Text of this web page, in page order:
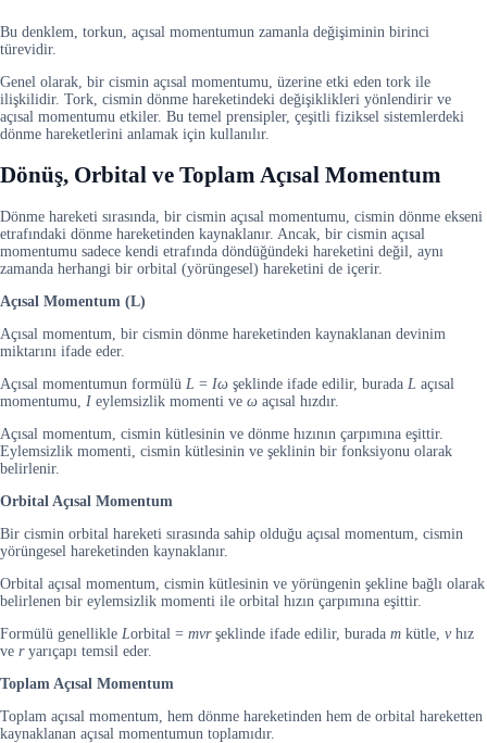
Bu denklem, torkun, açısal momentumun zamanla değişiminin birinci
türevidir.
Genel olarak, bir cismin açısal momentumu, üzerine etki eden tork ile
ilişkilidir. Tork, cismin dönme hareketindeki değişiklikleri yönlendirir ve
açısal momentumu etkiler. Bu temel prensipler, çeşitli fiziksel sistemlerdeki
dönme hareketlerini anlamak için kullanılır.
Dönüş, Orbital ve Toplam Açısal Momentum
Dönme hareketi sırasında, bir cismin açısal momentumu, cismin dönme ekseni
etrafındaki dönme hareketinden kaynaklanır. Ancak, bir cismin açısal
momentumu sadece kendi etrafında döndüğündeki hareketini değil, aynı
zamanda herhangi bir orbital (yörüngesel) hareketini de içerir.
Açısal Momentum (L)
Açısal momentum, bir cismin dönme hareketinden kaynaklanan devinim
miktarını ifade eder.
Açısal momentumun formülü L = Iω şeklinde ifade edilir, burada L açısal
momentumu, I eylemsizlik momenti ve ω açısal hızdır.
Açısal momentum, cismin kütlesinin ve dönme hızının çarpımına eşittir.
Eylemsizlik momenti, cismin kütlesinin ve şeklinin bir fonksiyonu olarak
belirlenir.
Orbital Açısal Momentum
Bir cismin orbital hareketi sırasında sahip olduğu açısal momentum, cismin
yörüngesel hareketinden kaynaklanır.
Orbital açısal momentum, cismin kütlesinin ve yörüngenin şekline bağlı olarak
belirlenen bir eylemsizlik momenti ile orbital hızın çarpımına eşittir.
Formülü genellikle Lorbital​ = mvrşeklinde ifade edilir, burada m kütle, vhız
ve ryarıçapı temsil eder.
Toplam Açısal Momentum
Toplam açısal momentum, hem dönme hareketinden hem de orbital hareketten
kaynaklanan açısal momentumun toplamıdır.